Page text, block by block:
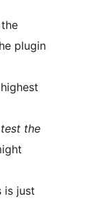
plugin
the
is just